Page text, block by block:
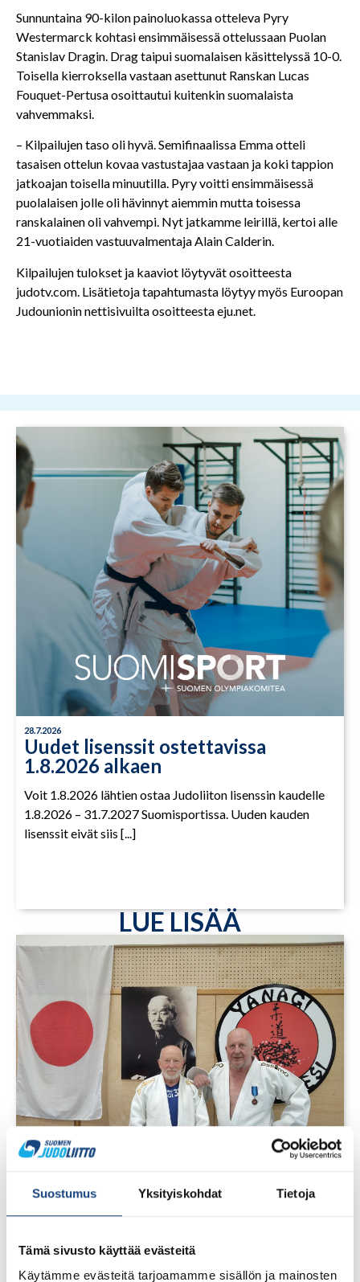
Suostumus Yksityiskohdat Tietoja
Tämä sivusto käyttää evästeitä
Käytämme evästeitä tarjoamamme sisällön ja mainosten
Sunnuntaina 90-kilon painoluokassa otteleva Pyry
Westermarck kohtasi ensimmäisessä ottelussaan Puolan
Stanislav Dragin. Drag taipui suomalaisen käsittelyssä 10-0.
Toisella kierroksella vastaan asettunut Ranskan Lucas
Fouquet-Pertusa osoittautui kuitenkin suomalaista
vahvemmaksi.
– Kilpailujen taso oli hyvä. Semifinaalissa Emma otteli
tasaisen ottelun kovaa vastustajaa vastaan ja koki tappion
jatkoajan toisella minuutilla. Pyry voitti ensimmäisessä
puolalaisen jolle oli hävinnyt aiemmin mutta toisessa
ranskalainen oli vahvempi. Nyt jatkamme leirillä, kertoi alle
21-vuotiaiden vastuuvalmentaja Alain Calderin.
Kilpailujen tulokset ja kaaviot löytyvät osoitteesta
judotv.com. Lisätietoja tapahtumasta löytyy myös Euroopan
Judounionin nettisivuilta osoitteesta eju.net.
28.7.2026
Uudet lisenssit ostettavissa
1.8.2026 alkaen
Voit 1.8.2026 lähtien ostaa Judoliiton lisenssin kaudelle
1.8.2026 – 31.7.2027 Suomisportissa. Uuden kauden
lisenssit eivät siis [...]
LUE LISÄÄ
1.8.2026
Pentti Vauhkoselle harvinainen